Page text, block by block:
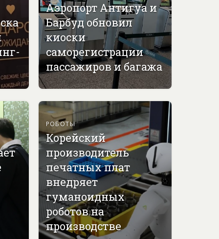
Аэропорт Антигуа и
Барбуд обновил
киоски
саморегистрации
пассажиров и багажа
РОБОТЫ
Корейский
производитель
печатных плат
внедряет
гуманоидных
роботов на
производстве